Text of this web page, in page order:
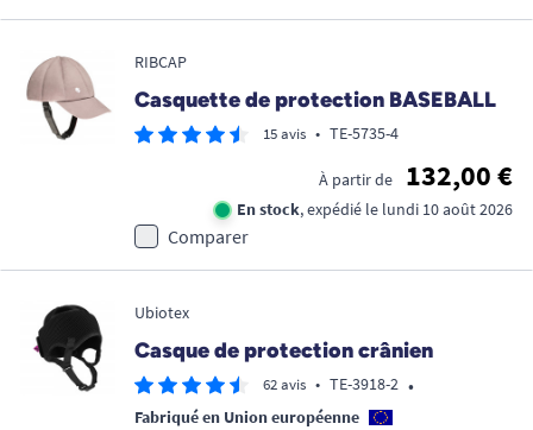
RIBCAP
Casquette de protection BASEBALL
15 avis • TE-5735-4
À partir de 132,00 €
En stock, expédié le lundi 10 août 2026
Comparer
Ubiotex
Casque de protection crânien
62 avis • TE-3918-2 •
Fabriqué en Union européenne